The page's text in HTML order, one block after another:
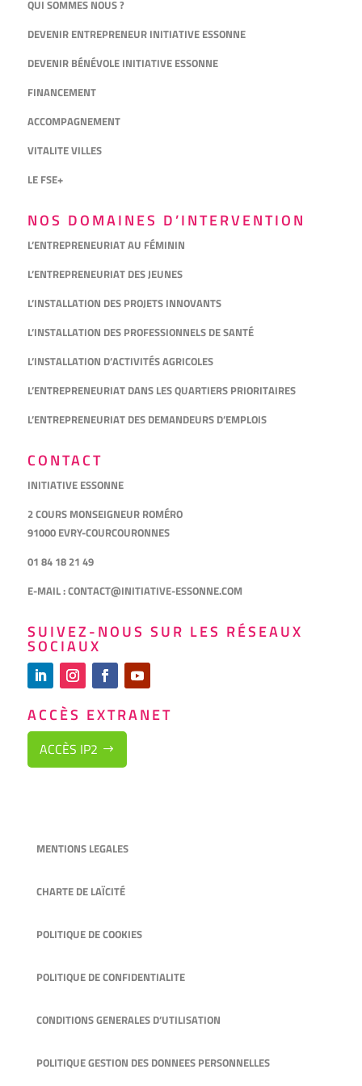
QUI SOMMES NOUS ?
DEVENIR ENTREPRENEUR INITIATIVE ESSONNE
DEVENIR BÉNÉVOLE INITIATIVE ESSONNE
FINANCEMENT
ACCOMPAGNEMENT
VITALITE VILLES
LE FSE+
NOS DOMAINES D’INTERVENTION
L’ENTREPRENEURIAT AU FÉMININ
L’ENTREPRENEURIAT DES JEUNES
L’INSTALLATION DES PROJETS INNOVANTS
L’INSTALLATION DES PROFESSIONNELS DE SANTÉ
L’INSTALLATION D’ACTIVITÉS AGRICOLES
L’ENTREPRENEURIAT DANS LES QUARTIERS PRIORITAIRES
L’ENTREPRENEURIAT DES DEMANDEURS D’EMPLOIS
CONTACT
INITIATIVE ESSONNE
2 COURS MONSEIGNEUR ROMÉRO
91000 EVRY-COURCOURONNES
01 84 18 21 49
E-MAIL :CONTACT@INITIATIVE-ESSONNE.COM
SUIVEZ-NOUS SUR LES RÉSEAUX
SOCIAUX
ACCÈS EXTRANET
ACCÈS IP2
MENTIONS LEGALES
CHARTE DE LAÏCITÉ
POLITIQUE DE COOKIES
POLITIQUE DE CONFIDENTIALITE
CONDITIONS GENERALES D’UTILISATION
POLITIQUE GESTION DES DONNEES PERSONNELLES